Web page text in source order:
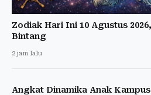
Zodiak Hari Ini 10 Agustus
Bintang
2 jam lalu
Angkat Dinamika Anak